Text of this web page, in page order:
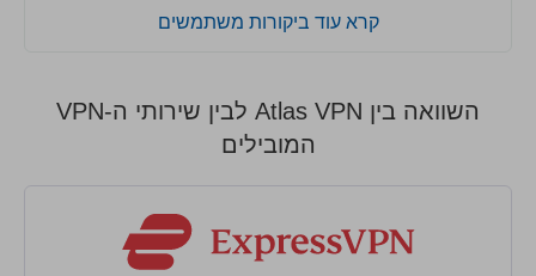
קרא עוד ביקורות משתמשים
השוואה בין Atlas VPN לבין שירותי ה-VPN
המובילים